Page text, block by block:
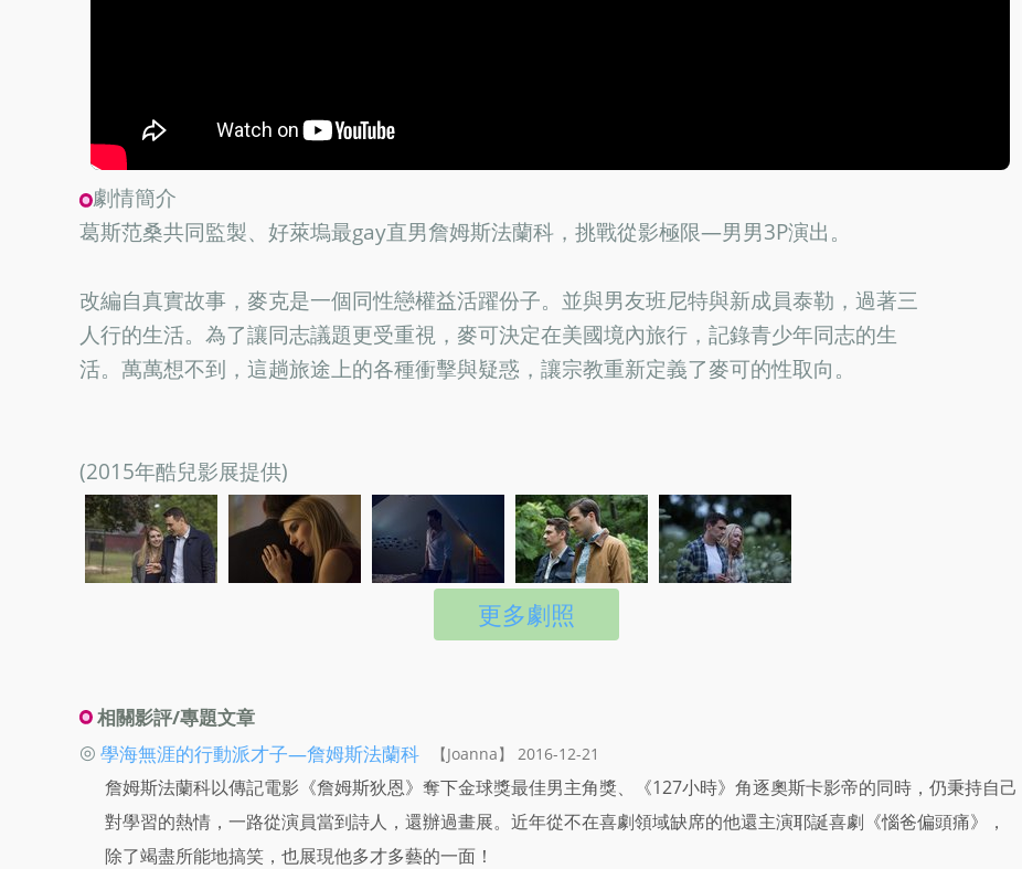
劇情簡介
葛斯范桑共同監製、好萊塢最gay直男詹姆斯法蘭科，挑戰從影極限—男男3P演出。
改編自真實故事，麥克是一個同性戀權益活躍份子。並與男友班尼特與新成員泰勒，過著三
人行的生活。為了讓同志議題更受重視，麥可決定在美國境內旅行，記錄青少年同志的生
活。萬萬想不到，這趟旅途上的各種衝擊與疑惑，讓宗教重新定義了麥可的性取向。
(2015年酷兒影展提供)
更多劇照
相關影評/專題文章
◎ 學海無涯的行動派才子—詹姆斯法蘭科 【Joanna】 2016-12-21
詹姆斯法蘭科以傳記電影《詹姆斯狄恩》奪下金球獎最佳男主角獎、《127小時》角逐奧斯卡影帝的同時，仍秉持自己
對學習的熱情，一路從演員當到詩人，還辦過畫展。近年從不在喜劇領域缺席的他還主演耶誕喜劇《惱爸偏頭痛》，
除了竭盡所能地搞笑，也展現他多才多藝的一面！